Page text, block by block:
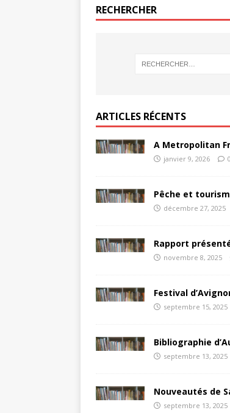
RECHERCHER
ARTICLES RÉCENTS
A Metropolitan
janvier 9, 2026 0
Pêche et
décembre 27, 2025
Rapport
novembre 8, 2025
Festival
septembre 15, 2025
Bibliographie
septembre 13, 2025
Nouveautés de
septembre 13, 2025